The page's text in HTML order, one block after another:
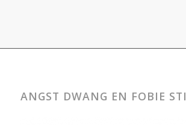
ANGST DWANG EN FOBIE